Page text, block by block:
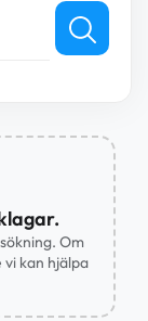
Om
kan hjälpa